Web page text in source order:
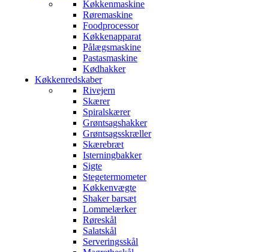
Køkkenmaskine
Røremaskine
Foodprocessor
Køkkenapparat
Pålægsmaskine
Pastasmaskine
Kødhakker
Køkkenredskaber
Rivejern
Skærer
Spiralskærer
Grøntsagshakker
Grøntsagsskræller
Skærebræt
Isterningbakker
Sigte
Stegetermometer
Køkkenvægte
Shaker barsæt
Lommelærker
Røreskål
Salatskål
Serveringsskål